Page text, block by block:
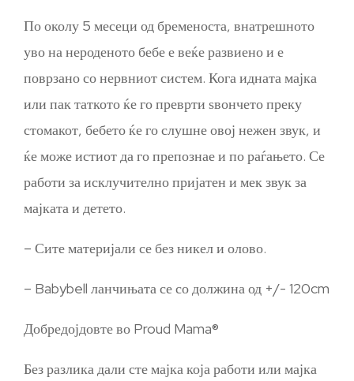
По околу 5 месеци од бременоста, внатрешното
уво на нероденото бебе е веќе развиено и е
поврзано со нервниот систем. Кога идната мајка
или пак таткото ќе го преврти ѕвончето преку
стомакот, бебето ќе го слушне овој нежен звук, и
ќе може истиот да го препознае и по раѓањето. Се
работи за исклучително пријатен и мек звук за
мајката и детето.
– Сите материјали се без никел и олово.
– Babybell ланчињата се со должина од +/- 120cm
Добредојдовте во Proud Mama®
Без разлика дали сте мајка која работи или мајка